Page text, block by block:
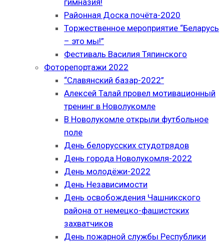
гимназия!
Районная Доска почёта-2020
Торжественное мероприятие “Беларусь
– это мы!”
Фестиваль Василия Тяпинского
Фоторепортажи 2022
“Славянский базар-2022”
Алексей Талай провел мотивационный
тренинг в Новолукомле
В Новолукомле открыли футбольное
поле
День белорусских студотрядов
День города Новолукомля-2022
День молодёжи-2022
День Независимости
День освобождения Чашникского
района от немецко-фашистских
захватчиков
День пожарной службы Республики